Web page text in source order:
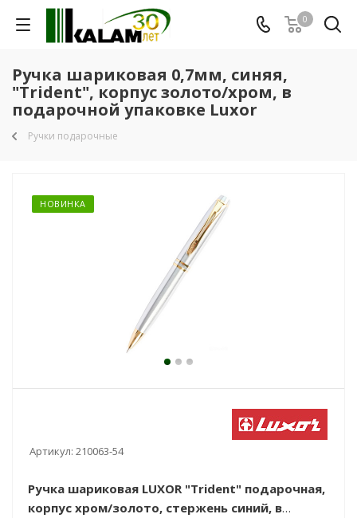
0
Ручка шариковая 0,7мм, синяя,
"Trident", корпус золото/хром, в
подарочной упаковке Luxor
Ручки подарочные
НОВИНКА
Артикул: 210063-54
Ручка шариковая LUXOR "Trident" подарочная,
корпус хром/золото, стержень синий, в